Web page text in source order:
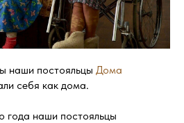
наши постояльцы Дома
себя как дома.
года наши постояльцы